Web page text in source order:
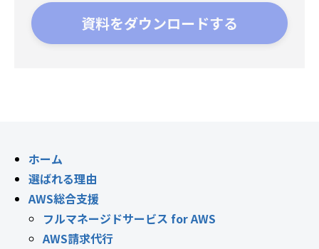
ホーム
選ばれる理由
AWS総合支援
フルマネージドサービス for AWS
AWS請求代行